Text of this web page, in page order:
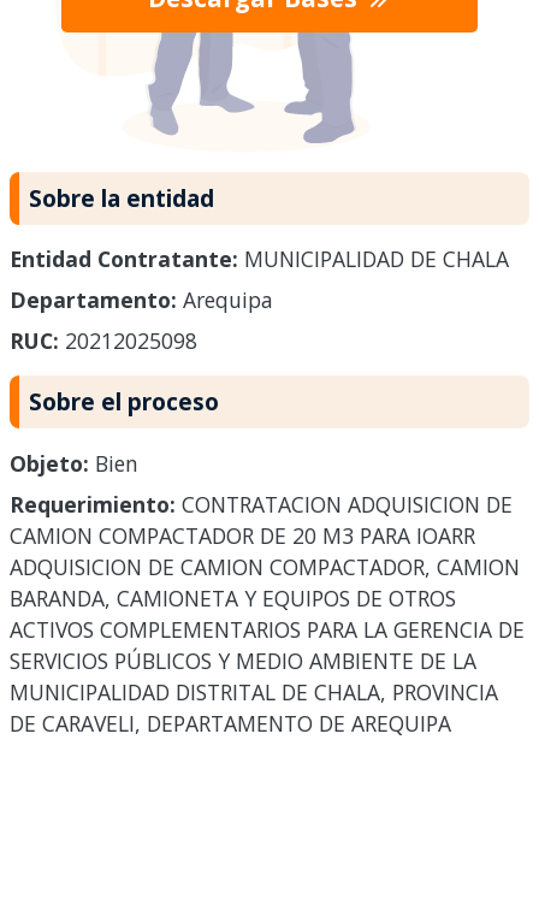
Sobre la entidad
Entidad Contratante: MUNICIPALIDAD DE CHALA
Departamento: Arequipa
RUC: 20212025098
Sobre el proceso
Objeto: Bien
Requerimiento: CONTRATACION ADQUISICION DE
CAMION COMPACTADOR DE 20 M3 PARA IOARR
ADQUISICION DE CAMION COMPACTADOR, CAMION
BARANDA, CAMIONETA Y EQUIPOS DE OTROS
ACTIVOS COMPLEMENTARIOS PARA LA GERENCIA DE
SERVICIOS PÚBLICOS Y MEDIO AMBIENTE DE LA
MUNICIPALIDAD DISTRITAL DE CHALA, PROVINCIA
DE CARAVELI, DEPARTAMENTO DE AREQUIPA